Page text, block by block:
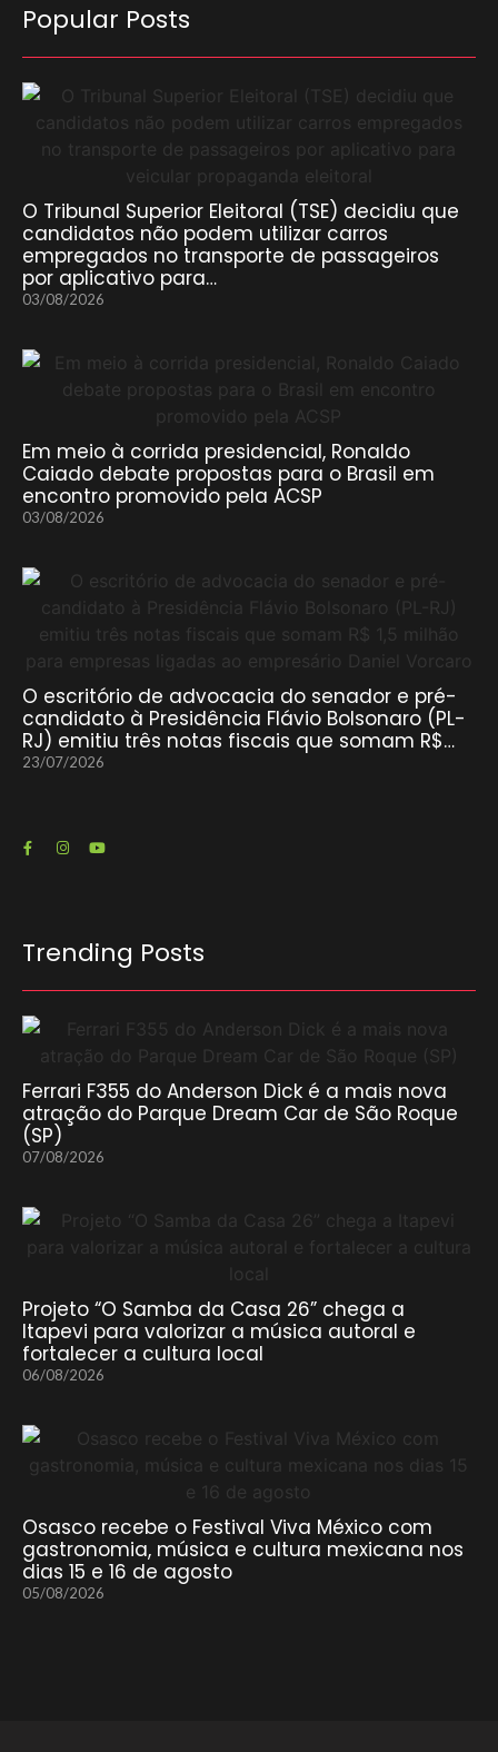
Popular Posts
O Tribunal Superior Eleitoral (TSE) decidiu que
candidatos não podem utilizar carros
empregados no transporte de passageiros
por aplicativo para…
03/08/2026
Em meio à corrida presidencial, Ronaldo
Caiado debate propostas para o Brasil em
encontro promovido pela ACSP
03/08/2026
O escritório de advocacia do senador e pré-
candidato à Presidência Flávio Bolsonaro (PL-
RJ) emitiu três notas fiscais que somam R$…
23/07/2026
Trending Posts
Ferrari F355 do Anderson Dick é a mais nova
atração do Parque Dream Car de São Roque
(SP)
07/08/2026
Projeto “O Samba da Casa 26” chega a
Itapevi para valorizar a música autoral e
fortalecer a cultura local
06/08/2026
Osasco recebe o Festival Viva México com
gastronomia, música e cultura mexicana nos
dias 15 e 16 de agosto
05/08/2026